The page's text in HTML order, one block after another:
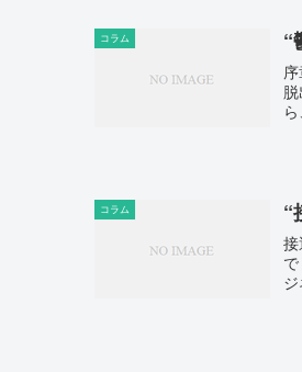
コラム “
コラム “